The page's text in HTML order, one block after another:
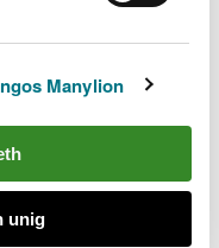
Manylion
unig
mewnol, 10MW
â’r canlynol:
rhag dianc i
sy'n cael eu cynnal